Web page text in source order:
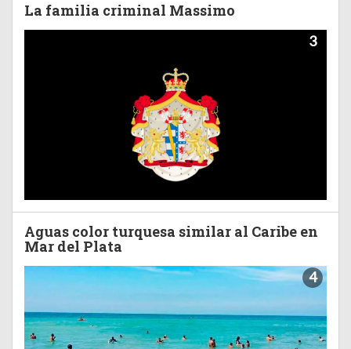
La familia criminal Massimo
3
Aguas color turquesa similar al Caribe en
Mar del Plata
4